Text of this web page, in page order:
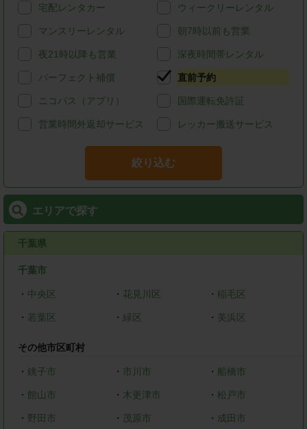
宅配レンタカー ウィークリーレンタル
マンスリーレンタル 朝7時以前も営業
夜21時以降も営業 深夜時間帯レンタル
パーフェクト補償 直前予約
ニコパス（アプリ） 国際運転免許証
営業時間外返却サービス レッカー搬送サービス
絞り込む
エリアで探す
千葉県
千葉市
・ 中央区 ・ 花見川区 ・稲毛区
・ 若葉区 ・ 緑区 ・ 美浜区
その他市区町村
・ 銚子市 ・ 市川市 ・ 船橋市
・ 館山市 ・ 木更津市 ・松戸市
・ 野田市 ・ 茂原市 ・ 成田市